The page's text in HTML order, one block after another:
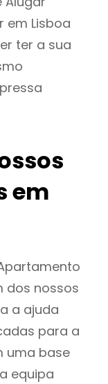
em Lisboa
ter a sua
em
dos nossos
a ajuda
para a
uma base
equipa